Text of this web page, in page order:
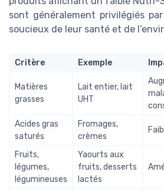
sont généralement privilégiés
soucieux de leur santé et de
Critère Exemple
Matières
grasses
Lait entier, lait
UHT
Acides gras
saturés
Fromages,
crèmes
Fruits,
légumes,
légumineuses
Yaourts aux
fruits, desserts
lactés